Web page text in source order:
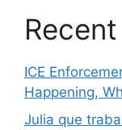
ICE
Happening,
Julia que